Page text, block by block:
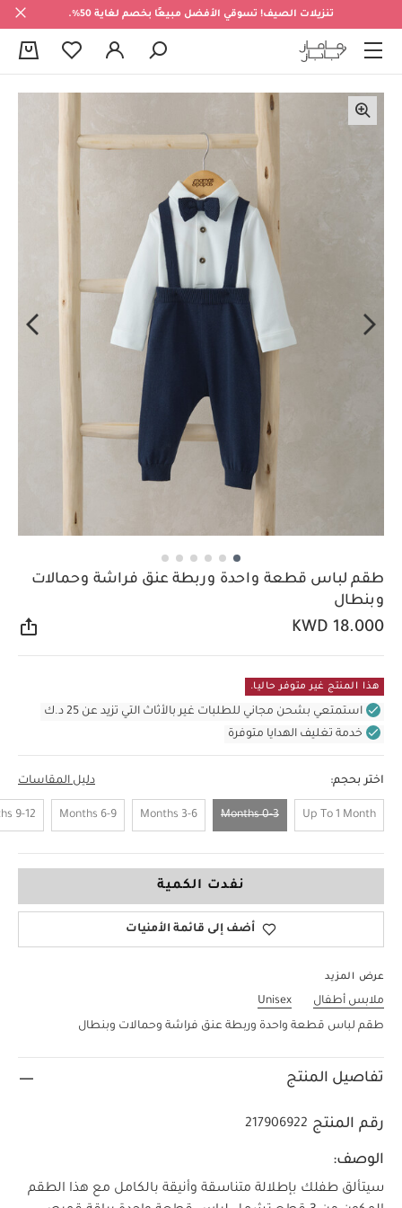
تنزيلات الصيف! تسوقي الأفضل مبيعًا بخصم لغاية 50%.
طقم لباس قطعة واحدة وربطة عنق فراشة وحمالات
وبنطال
KWD 18.000
هذا المنتج غير متوفر حاليا.
استمتعي بشحن مجاني للطلبات غير بالأثاث التي تزيد عن 25 د.ك
خدمة تغليف الهدايا متوفرة
اختر بحجم: دليل المقاسات
Up To 1 Month
0-3 Months
3-6 Months
6-9 Months
9-12 Months
نفدت الكمية
أضف إلى قائمة الأمنيات
عرض المزيد
ملابس أطفال
Unisex
طقم لباس قطعة واحدة وربطة عنق فراشة وحمالات وبنطال
تفاصيل المنتج
رقم المنتج 217906922
الوصف:
سيتألق طفلك بإطلالة متناسقة وأنيقة بالكامل مع هذا الطقم